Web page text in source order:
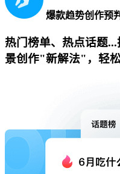
爆款趋势创作预判
热门榜单、热点话题
景创作"新解法"，轻松